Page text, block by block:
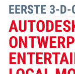
EERSTE 3-